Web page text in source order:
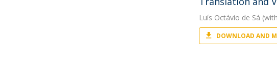
Luís Octávio de Sá
DOWNLOAD AND